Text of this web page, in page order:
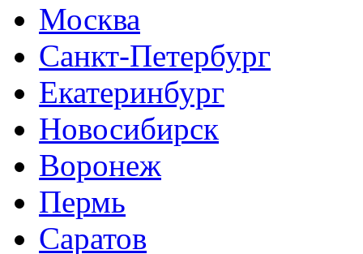
Москва
Санкт-Петербург
Екатеринбург
Новосибирск
Воронеж
Пермь
Саратов